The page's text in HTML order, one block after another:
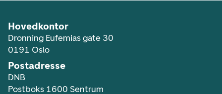
Hovedkontor
Dronning Eufemias gate 30
0191 Oslo
Postadresse
DNB
Postboks 1600 Sentrum